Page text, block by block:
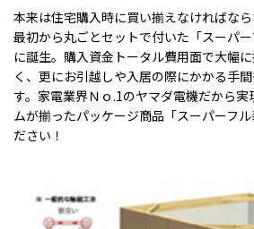
本来は住宅購入時に買い揃えなければな
最初から丸ごとセットで付いた「スーパ
に誕生。購入資金トータル費用面で大幅
く、更にお引越しや入居の際にかかる手
す。家電業界Ｎｏ.1のヤマダ電機だから
ムが揃ったパッケージ商品「スーパーフ
ださい！